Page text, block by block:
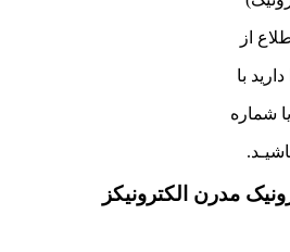
از
با
شماره
مدرن الکترونیکز